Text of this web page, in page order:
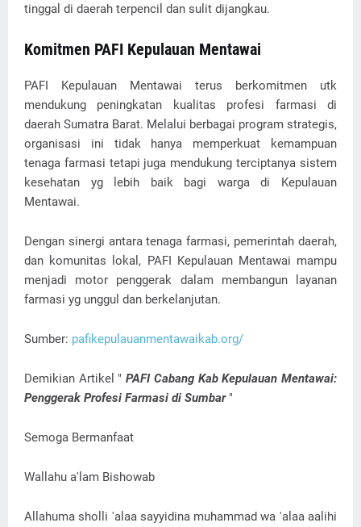
tinggal di daerah terpencil dan sulit dijangkau.
Komitmen PAFI Kepulauan Mentawai
PAFI Kepulauan Mentawai terus berkomitmen utk
mendukung peningkatan kualitas profesi farmasi di
daerah Sumatra Barat. Melalui berbagai program strategis,
organisasi ini tidak hanya memperkuat kemampuan
tenaga farmasi tetapi juga mendukung terciptanya sistem
kesehatan yg lebih baik bagi warga di Kepulauan
Mentawai.
Dengan sinergi antara tenaga farmasi, pemerintah daerah,
dan komunitas lokal, PAFI Kepulauan Mentawai mampu
menjadi motor penggerak dalam membangun layanan
farmasi yg unggul dan berkelanjutan.
Sumber: pafikepulauanmentawaikab.org/
Demikian Artikel "PAFI Cabang Kab Kepulauan Mentawai:
Penggerak Profesi Farmasi di Sumbar "
Semoga Bermanfaat
Wallahu a'lam Bishowab
Allahuma sholli 'alaa sayyidina muhammad wa 'alaa aalihi